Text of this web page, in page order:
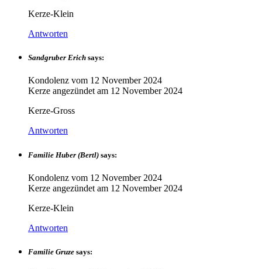
Kerze-Klein
Antworten
Sandgruber Erich says:
Kondolenz vom 12 November 2024
Kerze angezündet am 12 November 2024
Kerze-Gross
Antworten
Familie Huber (Bertl) says:
Kondolenz vom 12 November 2024
Kerze angezündet am 12 November 2024
Kerze-Klein
Antworten
Familie Gruze says: